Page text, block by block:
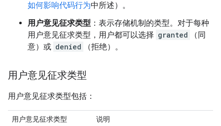
如何影响代码行为中所述）。
用户意见征求类型 ：表示存储机制的类型。对于每种
用户意见征求类型，用户都可以选择 granted
（同
意）或 denied （拒绝）。
用户意见征求类型
用户意见征求类型包括：
用户意见征求类型 说明